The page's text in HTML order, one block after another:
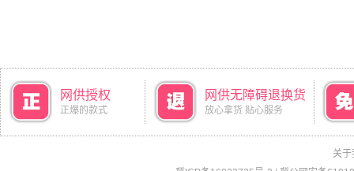
网供授权
正爆的款式
网供无障碍退换货
放心拿货 贴心服务
关于